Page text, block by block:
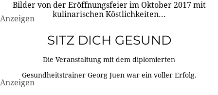
Bilder von der Eröffnungsfeier im Oktober 2017 mit
kulinarischen Köstlichkeiten...
Anzeigen
SITZ DICH GESUND
Die Veranstaltung mit dem diplomierten
Gesundheitstrainer Georg Juen war ein voller Erfolg.
Anzeigen